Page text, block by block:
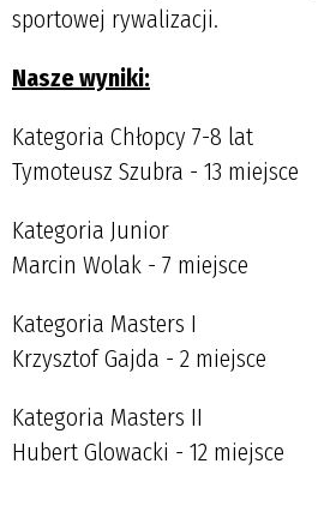
sportowej rywalizacji.
Nasze wyniki:
Kategoria Chłopcy 7-8 lat
Tymoteusz Szubra - 13 miejsce
Kategoria Junior
Marcin Wolak - 7 miejsce
Kategoria Masters I
Krzysztof Gajda - 2 miejsce
Kategoria Masters II
Hubert Glowacki - 12 miejsce